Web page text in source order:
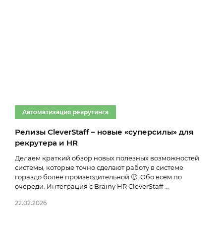
Автоматизация рекрутинга
Релизы CleverStaff – новые «суперсилы» для
рекрутера и HR
Делаем краткий обзор новых полезных возможностей
системы, которые точно сделают работу в системе
гораздо более производительной 🙂. Обо всем по
очереди. Интеграция с Brainy HR CleverStaff ...
22.02.2026